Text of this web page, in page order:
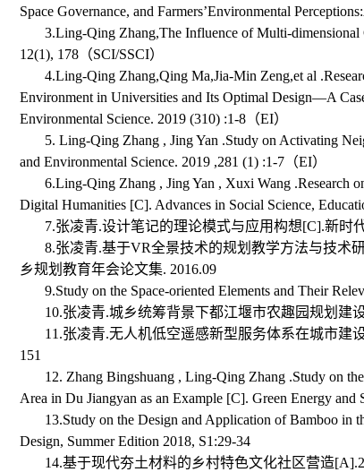
Space Governance, and Farmers’Environmental
3.Ling-Qing Zhang,The Influence of Multi-dimensional
12(1), 178（SCI/SSCI）
4.Ling-Qing Zhang,Qing Ma,Jia-Min Zeng,et al
Environment in Universities and Its Optimal Design—A
Environmental Science. 2019 (310) :1-8（EI）
5. Ling-Qing Zhang , Jing Yan .Study on Activating
and Environmental Science. 2019 ,281 (1) :1-7（EI）
6.Ling-Qing Zhang , Jing Yan , Xuxi Wang .Research
Digital Humanities [C]. Advances in Social Science,
7.张凌青.设计笔记的理论模式与应用构想[C].新时
8.张凌青.基于VR全景技术的规划教学方法与技术
乡规划教育年会论文集. 2016.09
9.Study on the Space-oriented Elements and Their
10.张凌青.城乡统筹背景下都江堰市农趣园规划建
11.张凌青.无人机低空遥感新型服务体系在城市建
151
12. Zhang Bingshuang , Ling-Qing Zhang .Study on
Area in Du Jiangyan as an Example [C]. Green Energy and
13.Study on the Design and Application of Bamboo in
Design, Summer Edition 2018, S1:29-34
14.基于现代夯土材料的乡村特色文化社区营造